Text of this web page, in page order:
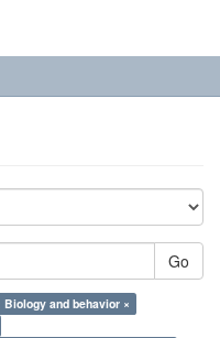
Go
and behavior ×